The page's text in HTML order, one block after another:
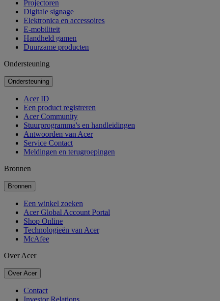
Projectoren
Digitale signage
Elektronica en accessoires
E-mobiliteit
Handheld gamen
Duurzame producten
Ondersteuning
Ondersteuning
Acer ID
Een product registreren
Acer Community
Stuurprogramma's en handleidingen
Antwoorden van Acer
Service Contact
Meldingen en terugroepingen
Bronnen
Bronnen
Een winkel zoeken
Acer Global Account Portal
Shop Online
Technologieën van Acer
McAfee
Over Acer
Over Acer
Contact
Investor Relations